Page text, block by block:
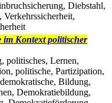
Diebstahl,
im Kontext politischer
politisches, Lernen,
politische, Partizipation,
Bildung,
Demokratiebildung,